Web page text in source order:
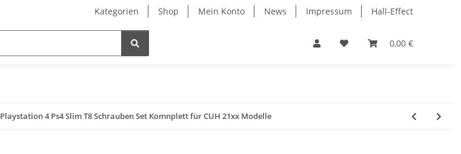
Kategorien Shop Mein Konto News Impressum Hall-Effect
0,00 €
Playstation 4 Ps4 Slim T8 Schrauben Set Komnplett für CUH 21xx Modelle